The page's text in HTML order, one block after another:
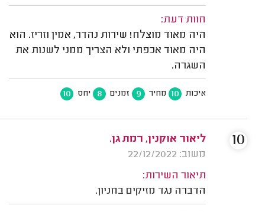
חוות דעת:
היה מאוד מוצלח! שירות נהדר, אמין וזריז. הוא
היה מאוד אכפתי ולא הצריך ממני לשנות את
השגרה.
איכות 10 מחיר 9 זמנים 8 יחס 10
ליאור אוקנין, רמת גן.
משוב: 22/12/2022
תיאור השירות:
הדברה נגד מזיקים בחניון.
10